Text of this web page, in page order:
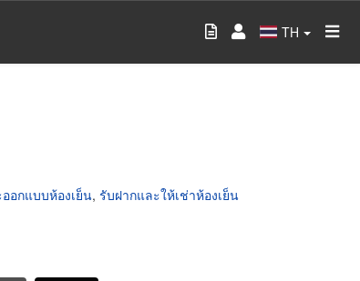
TH
อกแบบห้องเย็น, รับฝากและให้เช่าห้องเย็น